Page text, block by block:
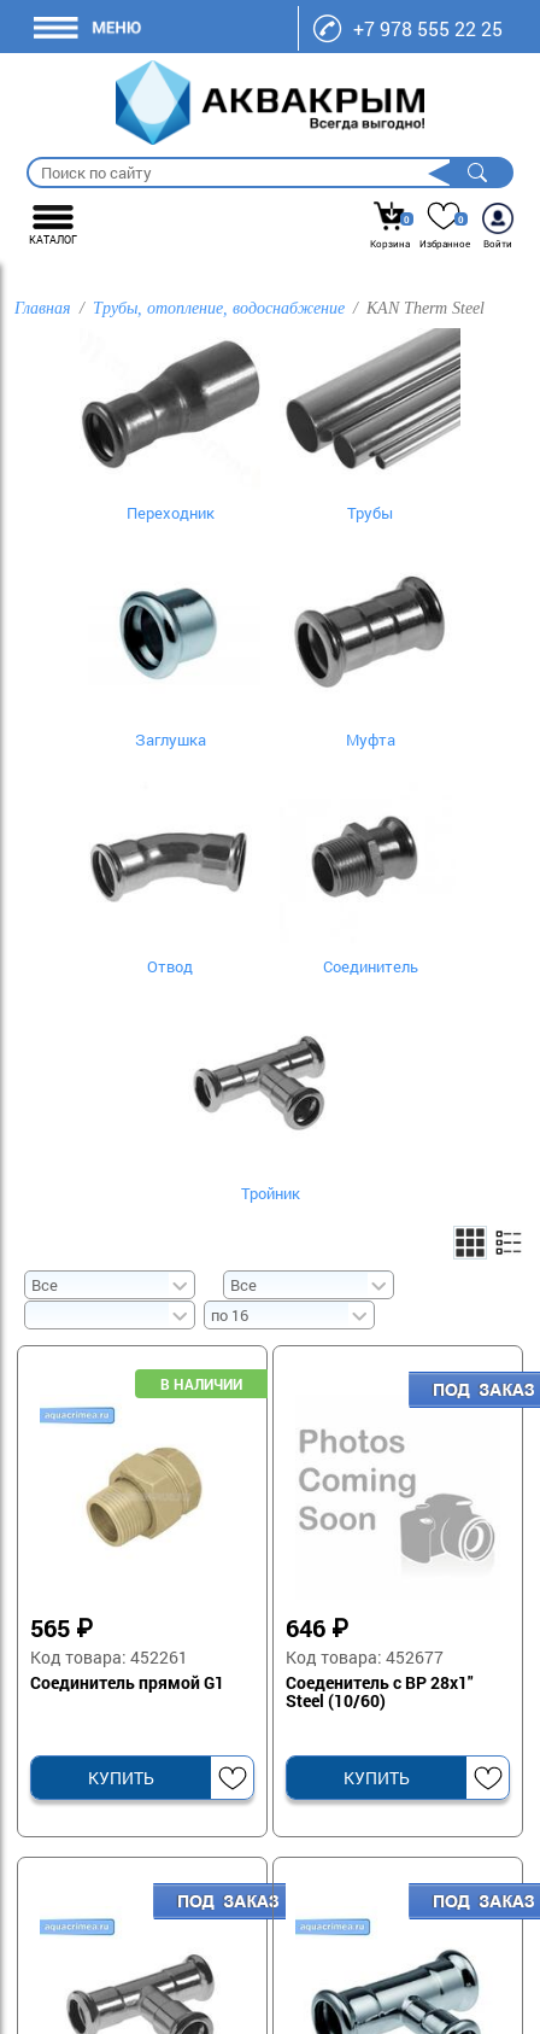
+7 978 555 22 25
КАТАЛОГ
0
Корзина
0
Избранное
Войти
Главная Трубы, отопление, водоснабжение KAN Therm Steel
Переходник Трубы
Заглушка Муфта
Отвод Соединитель
Тройник
565 ₽
Код товара: 452261
Соединитель прямой G1
КУПИТЬ
646 ₽
Код товара: 452677
Соеденитель с ВР 28х1"
Steel (10/60)
КУПИТЬ